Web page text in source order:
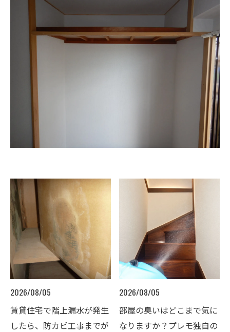
2026/08/05
賃貸住宅で階上漏水が発生
したら、防カビ工事までが
2026/08/05
部屋の臭いはどこまで気に
なりますか？プレモ独自の